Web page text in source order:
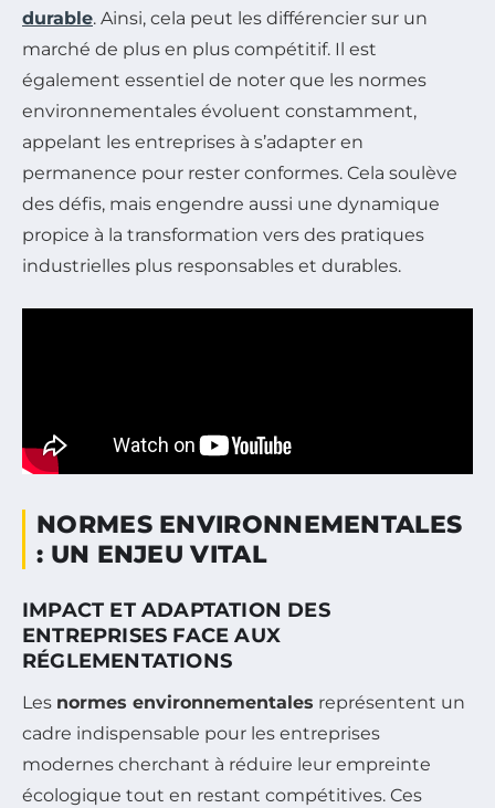
durable. Ainsi, cela peut les différencier sur un
marché de plus en plus compétitif. Il est
également essentiel de noter que les normes
environnementales évoluent constamment,
appelant les entreprises à s’adapter en
permanence pour rester conformes. Cela soulève
des défis, mais engendre aussi une dynamique
propice à la transformation vers des pratiques
industrielles plus responsables et durables.
NORMES ENVIRONNEMENTALES
: UN ENJEU VITAL
IMPACT ET ADAPTATION DES
ENTREPRISES FACE AUX
RÉGLEMENTATIONS
Les normes environnementales représentent un
cadre indispensable pour les entreprises
modernes cherchant à réduire leur empreinte
écologique tout en restant compétitives. Ces